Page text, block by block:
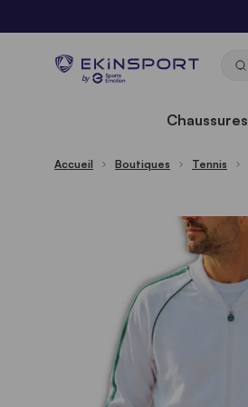
by
Chaussures
Accueil Boutiques Tennis